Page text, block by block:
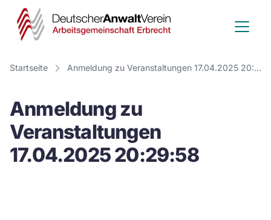
Deutscher
Anwalt
Verein
Startseite Anmeldung zu Veranstaltungen 17.04.2025 20:29:58
Anmeldung zu
Veranstaltungen
17.04.2025 20:29:58